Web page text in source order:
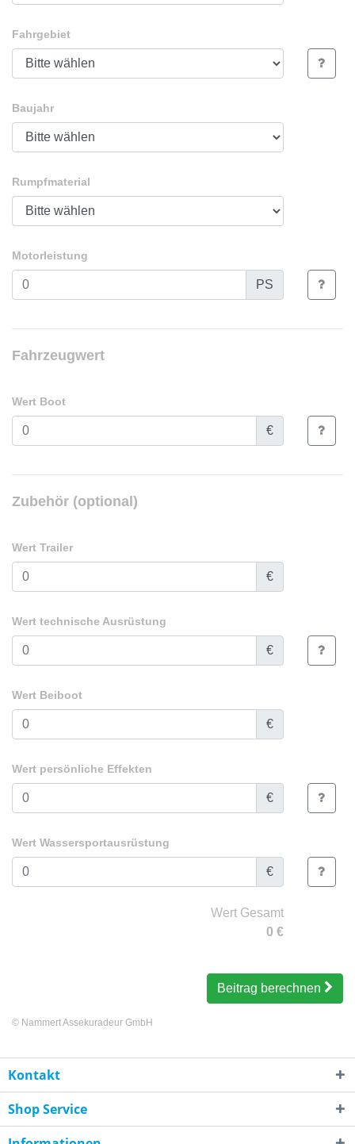
Fahrgebiet
Baujahr
Rumpfmaterial
Motorleistung
PS
Fahrzeugwert
Wert Boot
€
Zubehör (optional)
Wert Trailer
€
Wert technische Ausrüstung
€
Wert Beiboot
€
Wert persönliche Effekten
€
Wert Wassersportausrüstung
€
Wert Gesamt
0 €
Beitrag berechnen
© Nammert Assekuradeur GmbH
Kontakt
Shop Service